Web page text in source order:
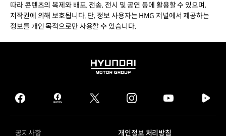
따라 콘텐츠의 복제와 배포, 전송, 전시 및 공연 등에 활용할 수 있으며,
저작권에 의해 보호됩니다. 단, 정보 사용자는 HMG 저널에서 제공하는
정보를 개인 목적으로만 사용할 수 있습니다.
HYUNDAI
GROUP
facebook
hmg
journal
twitter instagram
tv
공지사항
개인정보 처리방침